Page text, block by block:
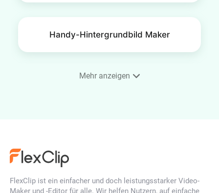
Handy-Hintergrundbild Maker
KI Porträt-Generator
Mehr anzeigen
FlexClip ist ein einfacher und doch leistungsstarker Video-
Maker und -Editor für alle. Wir helfen Nutzern, auf einfache